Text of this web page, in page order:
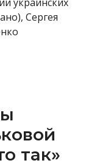
Сергея
так»